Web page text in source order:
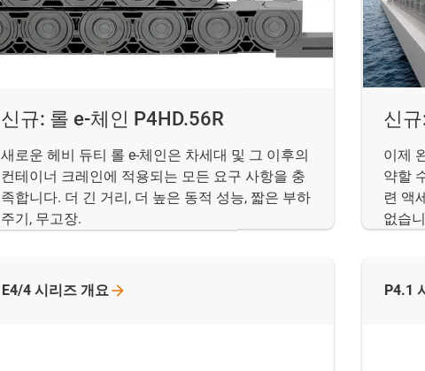
신규: 롤 e-체인 P4HD.56R
새로운 헤비 듀티 롤 e-체인은 차세대 및 그 이후의
컨테이너 크레인에 적용되는 모든 요구 사항을 충
족합니다. 더 긴 거리, 더 높은 동적 성능, 짧은 부하
주기, 무고장.
신
이제
약할
련 액
없습
E4/4 시리즈 개요 P4.1